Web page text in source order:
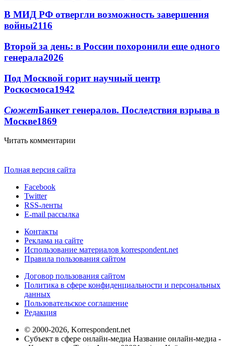
В МИД РФ отвергли возможность завершения
войны2116
Второй за день: в России похоронили еще одного
генерала2026
Под Москвой горит научный центр
Роскосмоса1942
СюжетБанкет генералов. Последствия взрыва в
Москве1869
Читать комментарии
Полная версия сайта
Facebook
Twitter
RSS-ленты
E-mail рассылка
Контакты
Реклама на сайте
Использование материалов korrespondent.net
Правила пользования сайтом
Договор пользования сайтом
Политика в сфере конфиденциальности и персональных
данных
Пользовательское соглашение
Редакция
© 2000-2026, Korrespondent.net
Субъект в сфере онлайн-медиа Название онлайн-медиа -